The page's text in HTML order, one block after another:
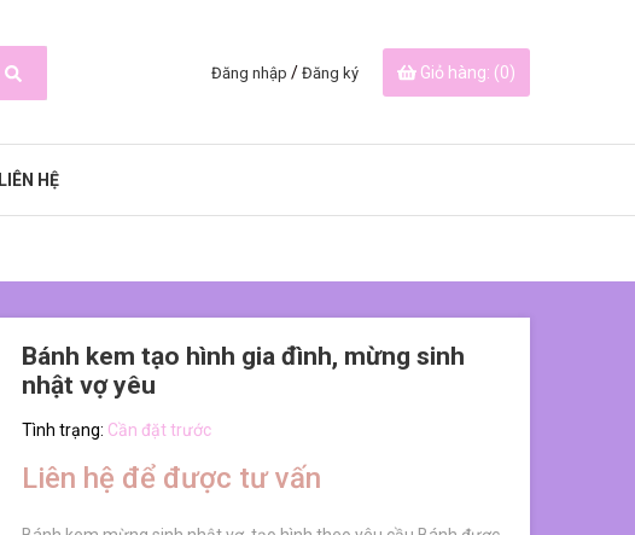
Đăng nhập / Đăng ký Giỏ hàng: (0)
LIÊN HỆ
Bánh kem tạo hình gia đình, mừng sinh
nhật vợ yêu
Tình trạng: Cần đặt trước
Liên hệ để được tư vấn